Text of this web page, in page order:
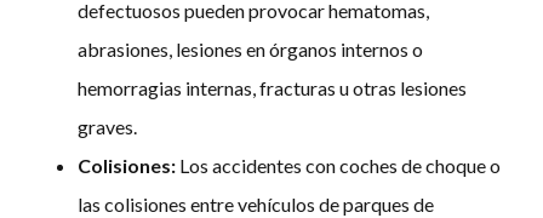
defectuosos pueden provocar hematomas,
abrasiones, lesiones en órganos internos o
hemorragias internas, fracturas u otras lesiones
graves.
Colisiones: Los accidentes con coches de choque o
las colisiones entre vehículos de parques de